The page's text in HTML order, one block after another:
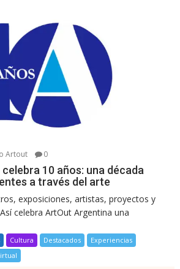
Artout 0
10 años: una década
a través del arte
exposiciones, artistas, proyectos y
celebra ArtOut Argentina una
Cultura Destacados
Experiencias